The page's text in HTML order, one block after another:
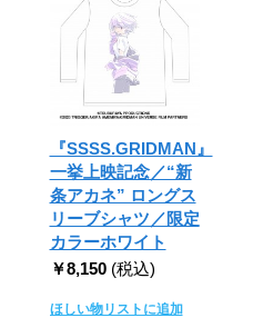
『SSSS.GRIDMAN』
一挙上映記念／“新
条アカネ” ロングス
リーブシャツ／限定
カラーホワイト
￥8,150 (税込)
ほしい物リストに追加